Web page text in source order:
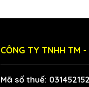
CÔNG TY TNHH TM
Mã số thuế: